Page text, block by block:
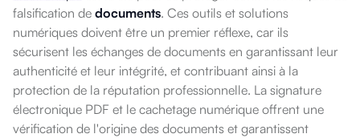
falsification de documents. Ces outils et solutions
numériques doivent être un premier réflexe, car ils
sécurisent les échanges de documents en garantissant leur
authenticité et leur intégrité, et contribuant ainsi à la
protection de la réputation professionnelle. La signature
électronique PDF et le cachetage numérique offrent une
vérification de l'origine des documents et garantissent